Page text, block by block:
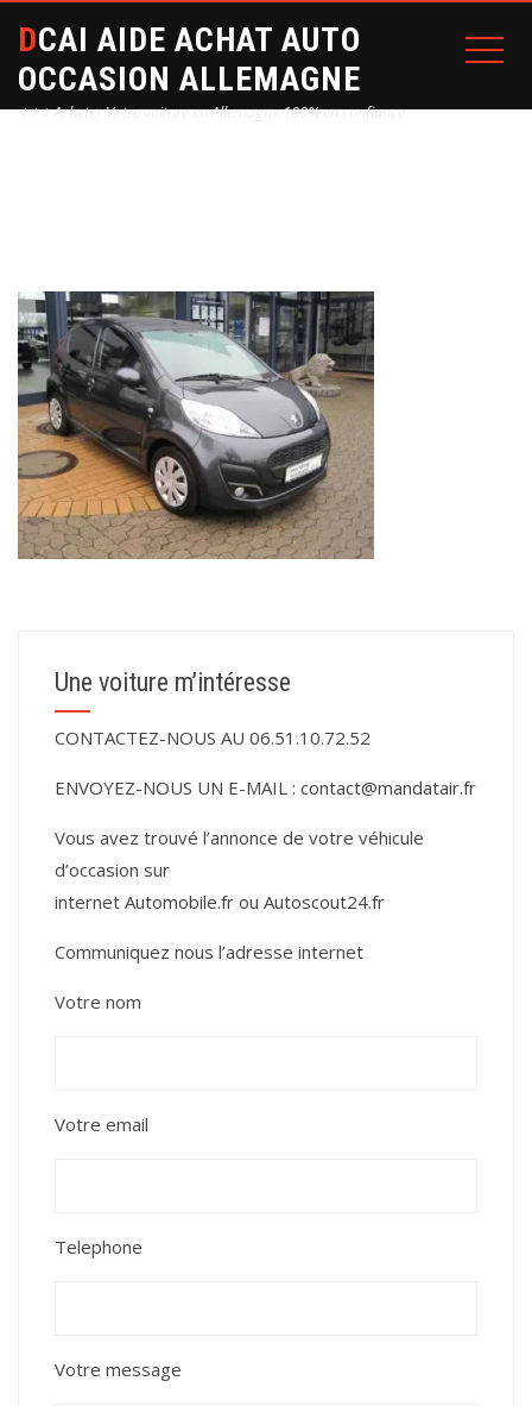
DCAI AIDE ACHAT AUTO
OCCASION ALLEMAGNE
⭐⭐⭐ Acheter Votre voiture en Allemagne 100% en confiance
Une voiture m’intéresse
CONTACTEZ-NOUS AU 06.51.10.72.52
ENVOYEZ-NOUS UN E-MAIL : contact@mandatair.fr
Vous avez trouvé l’annonce de votre véhicule
d’occasion sur
internet Automobile.fr ou Autoscout24.fr
Communiquez nous l’adresse internet
Votre nom
Votre email
Telephone
Votre message